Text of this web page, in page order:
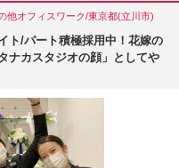
他オフィスワーク/東京都(立川市)
ト/パート積極採用中！花嫁の
ナカスタジオの顔」としてや